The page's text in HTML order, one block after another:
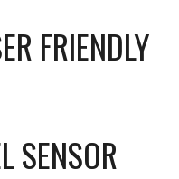
FRIENDLY
SENSOR